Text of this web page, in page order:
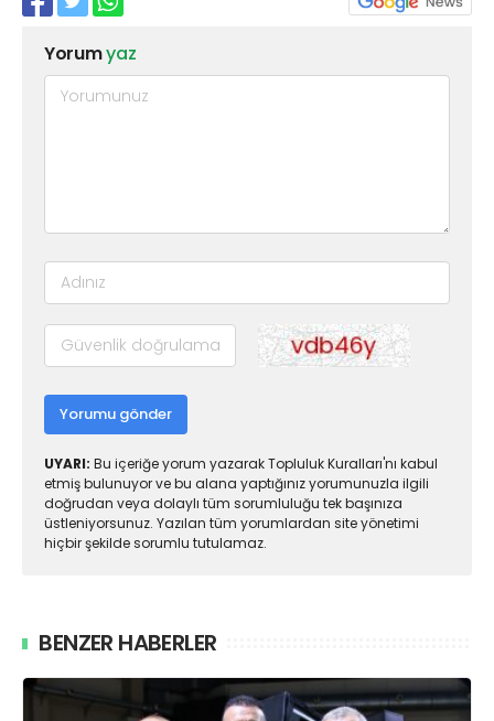
Yorumyaz
Yorumu gönder
UYARI: Bu içeriğe yorum yazarak Topluluk Kuralları'nı kabul
etmiş bulunuyor ve bu alana yaptığınız yorumunuzla ilgili
doğrudan veya dolaylı tüm sorumluluğu tek başınıza
üstleniyorsunuz. Yazılan tüm yorumlardan site yönetimi
hiçbir şekilde sorumlu tutulamaz.
BENZER HABERLER